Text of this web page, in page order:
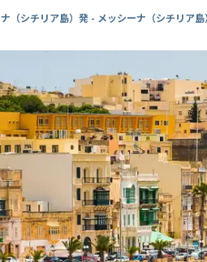
（シチリア島）発 - メッシーナ（シチリア